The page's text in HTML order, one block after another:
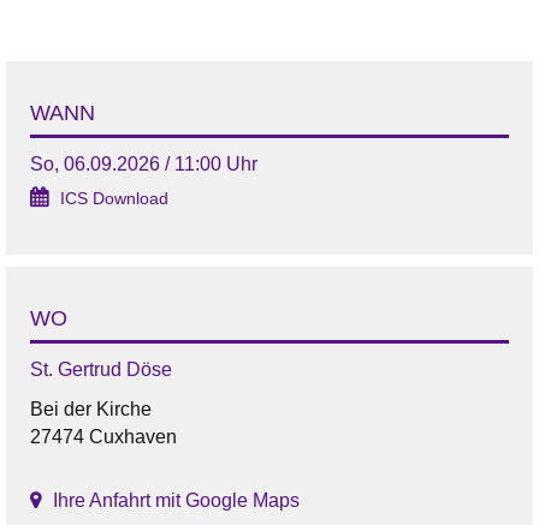
WANN
So, 06.09.2026 / 11:00 Uhr
ICS Download
WO
St. Gertrud Döse
Bei der Kirche
27474 Cuxhaven
Ihre Anfahrt mit Google Maps